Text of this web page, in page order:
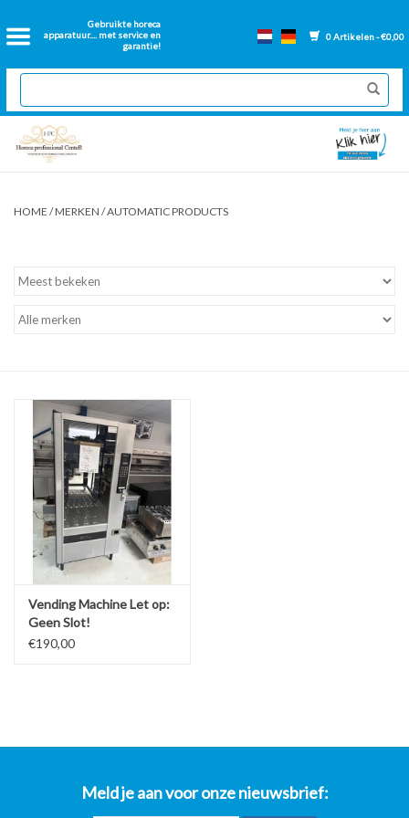
Gebruikte horeca
apparatuur.... met service en
garantie!
0 Artikelen - €0,00
Home
2dehands Horeca
Nieuwe apparatuur
Onderdelen bakwanden
HOME /MERKEN /AUTOMATIC PRODUCTS
Vending Machine Let op:
Geen Slot!
€190,00
Meld je aan voor onze nieuwsbrief: